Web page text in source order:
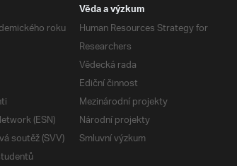
roku
(ESN)
soutěž (SVV)
Věda a výzkum
Human Resources Strategy for
Researchers
Vědecká rada
Ediční činnost
Mezinárodní projekty
Národní projekty
Smluvní výzkum